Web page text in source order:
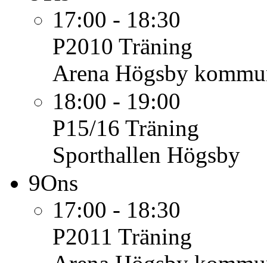
17:00 - 18:30
P2010 Träning
Arena Högsby
18:00 - 19:00
P15/16 Träning
Sporthallen Högsby
9Ons
17:00 - 18:30
P2011 Träning